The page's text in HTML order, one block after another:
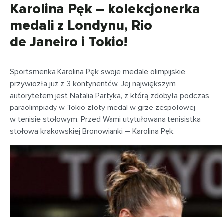
Karolina Pęk – kolekcjonerka
medali z Londynu, Rio
de Janeiro i Tokio!
Sportsmenka Karolina Pęk swoje medale olimpijskie
przywiozła już z 3 kontynentów. Jej największym
autorytetem jest Natalia Partyka, z którą zdobyła podczas
paraolimpiady w Tokio złoty medal w grze zespołowej
w tenisie stołowym. Przed Wami utytułowana tenisistka
stołowa krakowskiej Bronowianki – Karolina Pęk.